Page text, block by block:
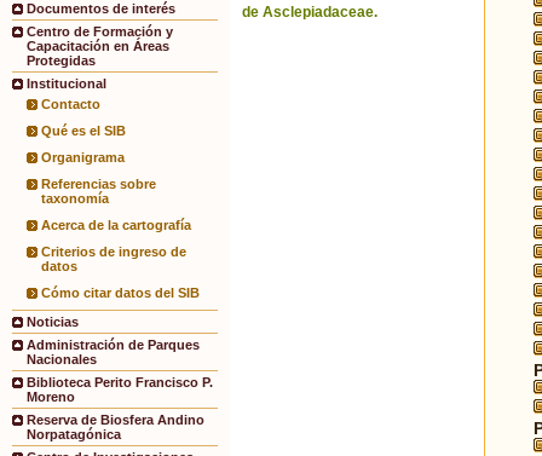
Documentos de interés
Centro de Formación y
Capacitación en Áreas
Protegidas
Institucional
Contacto
Qué es el SIB
Organigrama
Referencias sobre
taxonomía
Acerca de la cartografía
Criterios de ingreso de
datos
Cómo citar datos del SIB
Noticias
Administración de Parques
Nacionales
Biblioteca Perito Francisco P.
Moreno
Reserva de Biosfera Andino
Norpatagónica
de Asclepiadaceae.